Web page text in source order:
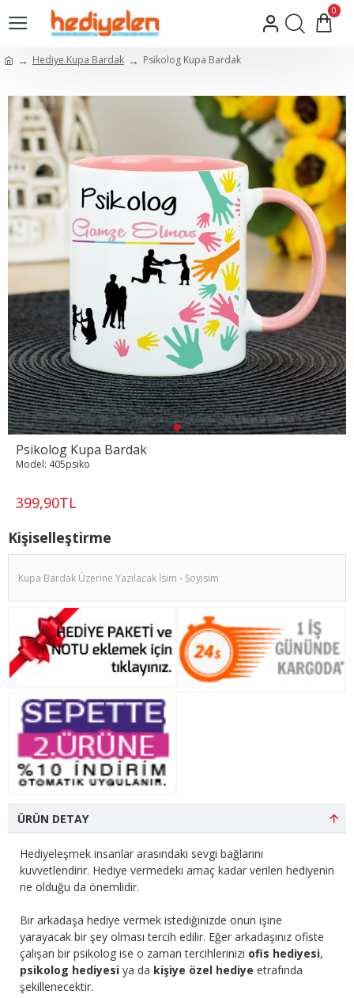
0
Hediye Kupa Bardak Psikolog Kupa Bardak
Psikolog Kupa Bardak
399,90TL
Model: 405psiko
Kişiselleştirme
ÜRÜN DETAY
Hediyeleşmek insanlar arasındaki sevgi bağlarını
kuvvetlendirir. Hediye vermedeki amaç kadar verilen hediyenin
ne olduğu da önemlidir.
Bir arkadaşa hediye vermek istediğinizde onun işine
yarayacak bir şey olması tercih edilir. Eğer arkadaşınız ofiste
çalışan bir psikolog ise o zaman tercihlerinizi ofis hediyesi,
psikolog hediyesi ya da kişiye özel hediye etrafında
şekillenecektir.